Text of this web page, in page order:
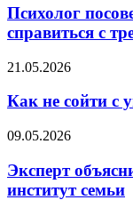
простуды
простой
способ
справиться
тревогой
Психолог
справиться с
Как
сойти
ума
время
отпуска
с
21.05.2026
Как не сойти с
Эксперт
как
зумеры
могут
09.05.2026
Эксперт
институт семьи